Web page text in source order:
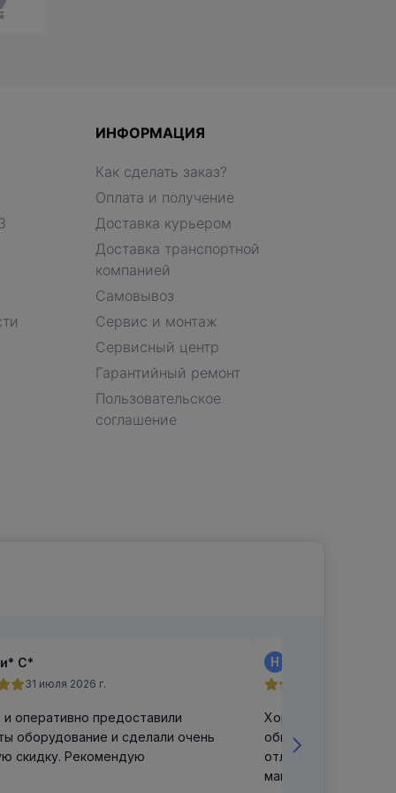
ИНФОРМАЦИЯ
Как сделать заказ?
Оплата и получение
Доставка курьером
Доставка транспортной
компанией
Самовывоз
Сервис и монтаж
Сервисный центр
Гарантийный ремонт
Пользовательское
соглашение